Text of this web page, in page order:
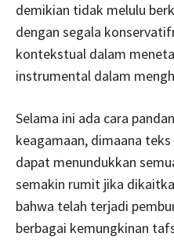
demikian tidak melulu
dengan segala
kontekstual dalam
instrumental dalam
Selama ini ada cara
keagamaan, dimaana
dapat menundukkan
semakin rumit jika
bahwa telah terjadi
berbagai kemungkinan